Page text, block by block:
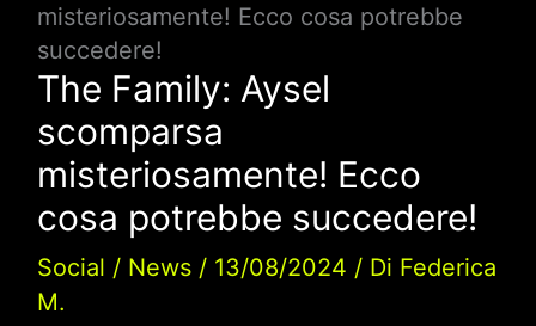
misteriosamente! Ecco cosa potrebbe
succedere!
The Family: Aysel
scomparsa
misteriosamente! Ecco
cosa potrebbe succedere!
Social / News/ 13/08/2024 / Di Federica
M.